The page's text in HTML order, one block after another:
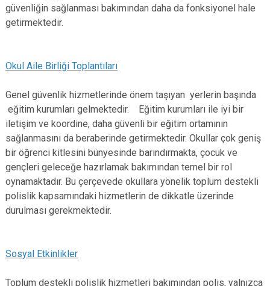
güvenliğin sağlanması bakımından daha da fonksiyonel hale
getirmektedir.
Okul Aile Birliği Toplantıları
Genel güvenlik hizmetlerinde önem taşıyan yerlerin başında
eğitim kurumları gelmektedir. Eğitim kurumları ile iyi bir
iletişim ve koordine, daha güvenli bir eğitim ortamının
sağlanmasını da beraberinde getirmektedir. Okullar çok geniş
bir öğrenci kitlesini bünyesinde barındırmakta, çocuk ve
gençleri geleceğe hazırlamak bakımından temel bir rol
oynamaktadır. Bu çerçevede okullara yönelik toplum destekli
polislik kapsamındaki hizmetlerin de dikkatle üzerinde
durulması gerekmektedir.
Sosyal Etkinlikler
Toplum destekli polislik hizmetleri bakımından polis, yalnızca